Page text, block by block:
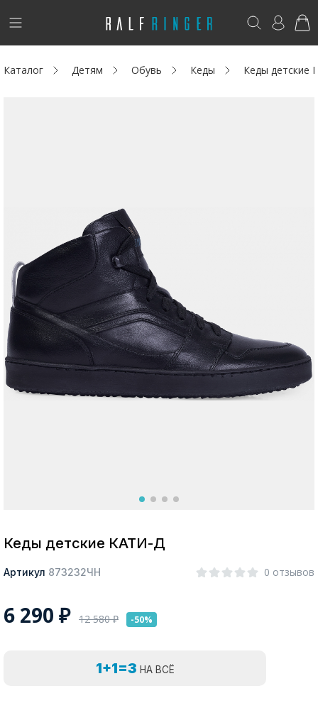
!
Новинки
Акции / Новости
Адреса магазинов
Возникли вопросы? - club@ralf.ru
Каталог Детям Обувь Кеды Кеды детские
Кеды детские КАТИ-Д
Артикул 873232ЧН 0 отзывов
6 290 ₽ 12 580₽ -50%
1+1=3 НА ВСЁ